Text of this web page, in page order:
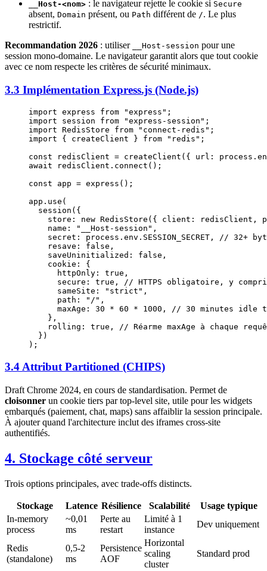
__Host-<nom> : le navigateur rejette le cookie si Secure
absent, Domain présent, ou Path différent de /. Le plus
restrictif.
Recommandation 2026 : utiliser __Host-session pour une
session mono-domaine. Le navigateur garantit alors que tout cookie
avec ce nom respecte les critères de sécurité minimaux.
3.3 Implémentation Express.js (Node.js)
import express from "express" ;
import session from "express-session" ;
import RedisStore from "connect-redis" ;
import { createClient } from "redis" ;
const redisClient = createClient ({ url:
await redisClient. connect ();
const app = express ();
app. use (
  session
({
    store:
new RedisStore ({ client: redisClient,
    name:
"__Host-session" ,
    secret: process.env.
SESSION_SECRET , // 32+
    resave:
false ,
    saveUninitialized:
false ,
    cookie: {
      httpOnly:
true ,
      secure:
true , // HTTPS obligatoire, y
      sameSite:
"strict" ,
      path:
"/" ,
      maxAge:
30 * 60 * 1000 , // 30 minutes idle
    },
    rolling:
true , // Réarme maxAge à chaque
  })
);
3.4 Attribut Partitioned (CHIPS)
Draft Chrome 2024, en cours de standardisation. Permet de
cloisonner un cookie tiers par top-level site, utile pour les widgets
embarqués (paiement, chat, maps) sans affaiblir la session principale.
À ajouter quand l'architecture inclut des iframes cross-site
authentifiés.
4. Stockage côté serveur
Trois options principales, avec trade-offs distincts.
Stockage Latence Résilience Scalabilité
Usage typique
In-memory
process
~0,01
ms
Perte au
restart
Limité à 1
instance
Dev uniquement
Redis
(standalone)
0,5-2
ms
Persistence
AOF
Horizontal
scaling
cluster
Standard prod